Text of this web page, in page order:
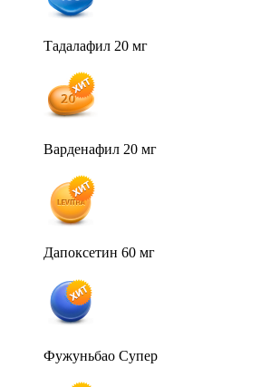
Тадалафил 20 мг
Варденафил 20 мг
Дапоксетин 60 мг
Фужуньбао Супер